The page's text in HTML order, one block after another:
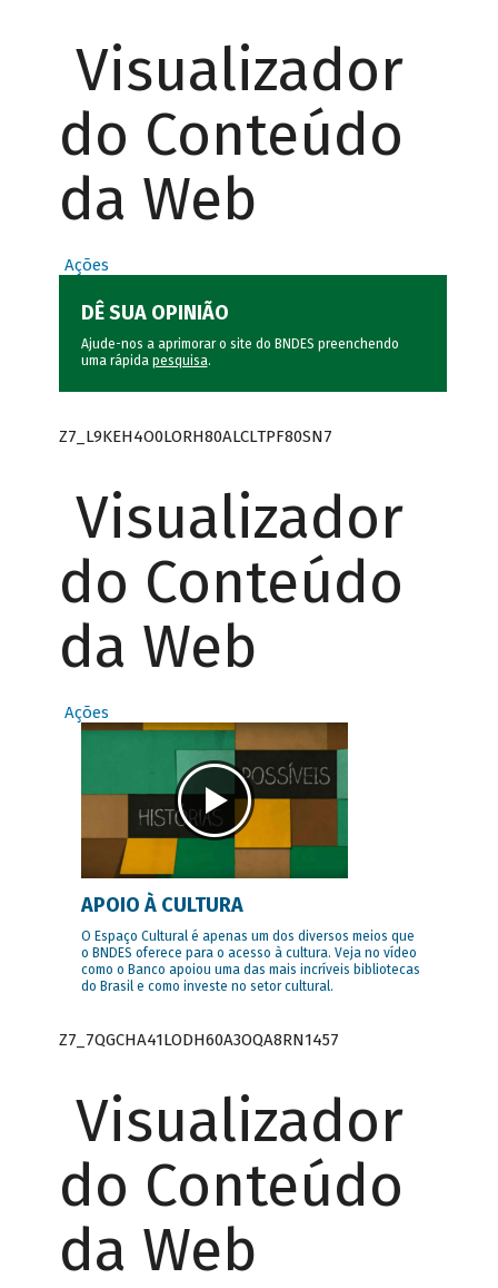
Visualizador
do Conteúdo
da Web
Ações
DÊ SUA OPINIÃO
Ajude-nos a aprimorar o site do BNDES preenchendo
uma rápida pesquisa.
Z7_L9KEH4O0LORH80ALCLTPF80SN7
Visualizador
do Conteúdo
da Web
Ações
APOIO À CULTURA
O Espaço Cultural é apenas um dos diversos meios que
o BNDES oferece para o acesso à cultura. Veja no vídeo
como o Banco apoiou uma das mais incríveis bibliotecas
do Brasil e como investe no setor cultural.
Z7_7QGCHA41LODH60A3OQA8RN1457
Visualizador
do Conteúdo
da Web